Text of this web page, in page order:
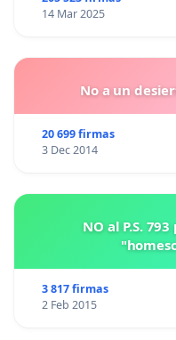
14 Mar 2025
No a un
20 699 firmas
3 Dec 2014
NO al P.S.
3 817 firmas
2 Feb 2015